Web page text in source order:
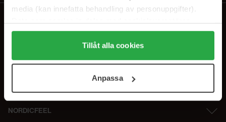
media (kan innefatta behandling av personuppgifter).
Genom att trycka på "Tillåt alla cookies" accepterar du
alla cookies, medan du under "Detaljer" kan anpassa
användningen av cookies. Du kan när som helst återkalla
samt vår Integritetspolicy.
Tillåt alla cookies
Anpassa
NORDICFEEL